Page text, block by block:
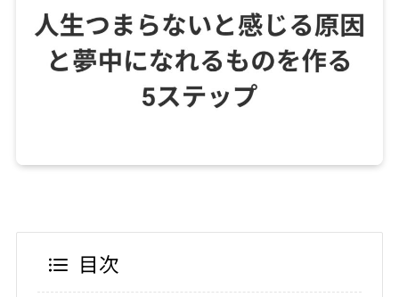
目次